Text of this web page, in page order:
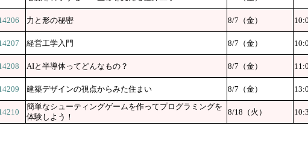
力と形の秘密 8/7（金）
経営工学入門 8/7（金）
AIと半導体ってどんなもの？ 8/7（金）
建築デザインの視点からみた住まい 8/7（金）
簡単なシューティングゲームを作ってプログラミングを
体験しよう！
8/18（火）